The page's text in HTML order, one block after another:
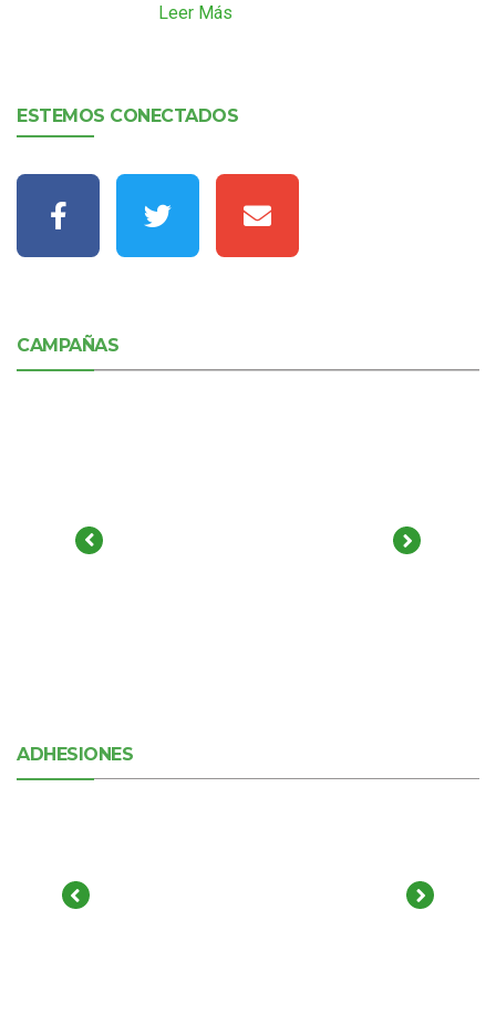
Leer Más
ESTEMOS CONECTADOS
CAMPAÑAS
ADHESIONES